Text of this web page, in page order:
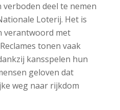
deel te nemen
Loterij. Het is
verantwoord met
tonen vaak
kansspelen hun
geloven dat
weg naar rijkdom